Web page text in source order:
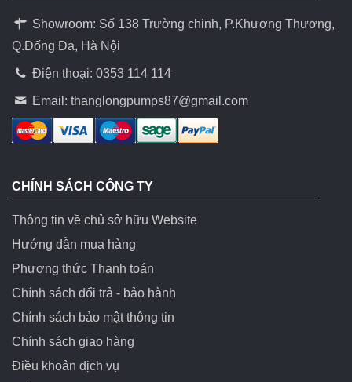
Showroom: Số 138 Trường chinh, P.Khương Thương,
Q.Đống Đa, Hà Nội
Điện thoại: 0353 114 114
Email:thanglongpumps87@gmail.com
CHÍNH SÁCH CÔNG TY
Thông tin về chủ sở hữu Website
Hướng dẫn mua hàng
Phương thức Thanh toán
Chính sách đổi trả - bảo hành
Chính sách bảo mật thông tin
Chính sách giao hàng
Điều khoản dịch vụ